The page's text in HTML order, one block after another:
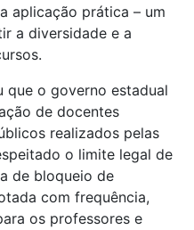
aplicação prática – um
a diversidade e a
que o governo estadual
de docentes
realizados pelas
o limite legal de
de bloqueio de
com frequência,
os professores e